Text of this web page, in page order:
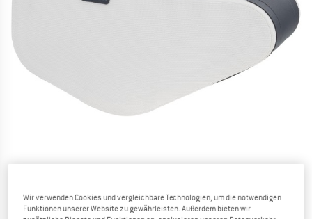
Detailansichten
Wir verwenden Cookies und vergleichbare Technologien, um die notwendigen
Funktionen unserer Website zu gewährleisten. Außerdem bieten wir